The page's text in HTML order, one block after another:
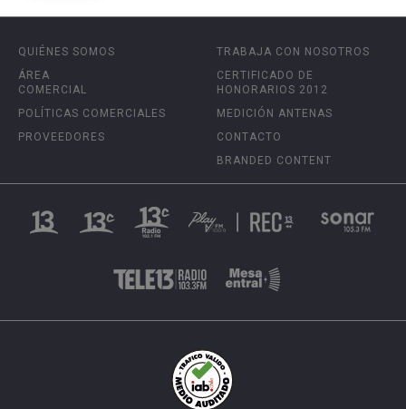
QUIÉNES SOMOS
ÁREA
COMERCIAL
POLÍTICAS COMERCIALES
PROVEEDORES
TRABAJA CON NOSOTROS
CERTIFICADO DE
HONORARIOS 2012
MEDICIÓN ANTENAS
CONTACTO
BRANDED CONTENT